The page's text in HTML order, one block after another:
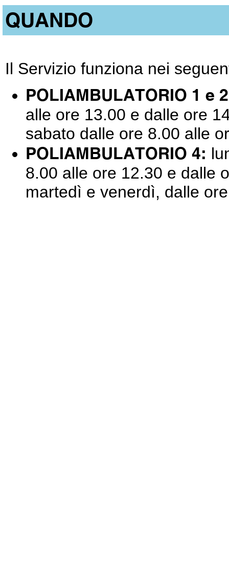
QUANDO
Il Servizio funziona nei
POLIAMBULATORIO 1 e
alle ore 13.00 e dalle ore
sabato dalle ore 8.00 alle
POLIAMBULATORIO 4:
8.00 alle ore 12.30 e dalle
martedì e venerdì, dalle